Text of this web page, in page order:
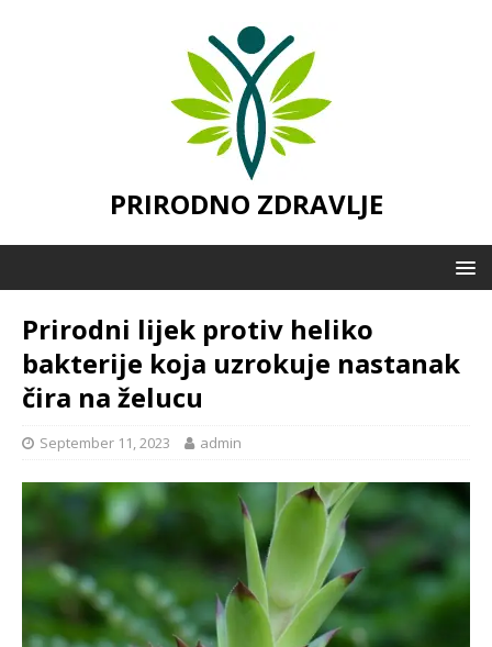
PRIRODNO ZDRAVLJE
Prirodni lijek protiv heliko
bakterije koja uzrokuje nastanak
čira na želucu
September 11, 2023 admin